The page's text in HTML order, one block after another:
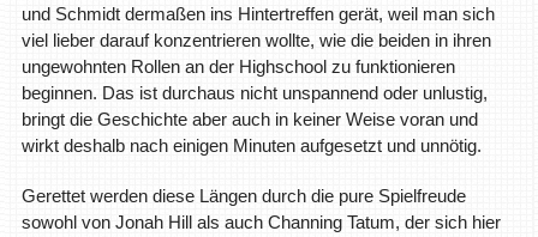
und Schmidt dermaßen ins Hintertreffen gerät, weil man sich
viel lieber darauf konzentrieren wollte, wie die beiden in ihren
ungewohnten Rollen an der Highschool zu funktionieren
beginnen. Das ist durchaus nicht unspannend oder unlustig,
bringt die Geschichte aber auch in keiner Weise voran und
wirkt deshalb nach einigen Minuten aufgesetzt und unnötig.
Gerettet werden diese Längen durch die pure Spielfreude
sowohl von Jonah Hill als auch Channing Tatum, der sich hier